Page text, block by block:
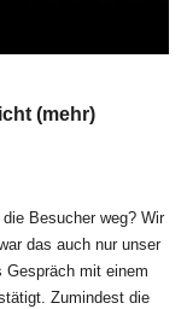
(mehr)
Besucher weg? Wir
das auch nur unser
mit einem
Zumindest die